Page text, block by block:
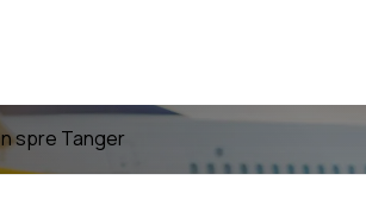
spre Tanger